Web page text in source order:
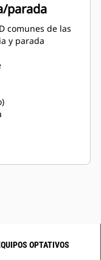
parada
comunes de las
y parada
OPTATIVOS